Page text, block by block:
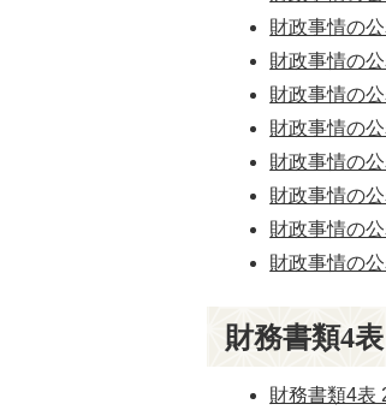
財政事情の
財政事情の
財政事情の
財政事情の
財政事情の
財政事情の
財政事情の
財政事情の
財務書類4表
財務書類4表